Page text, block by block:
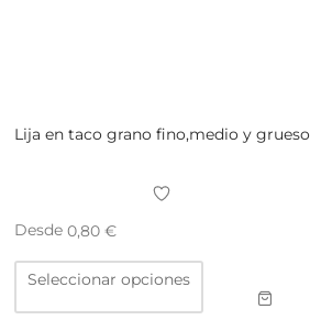
Lija en taco grano fino,medio y grueso
Desde 0,80 €
Seleccionar opciones
Este
múltiples